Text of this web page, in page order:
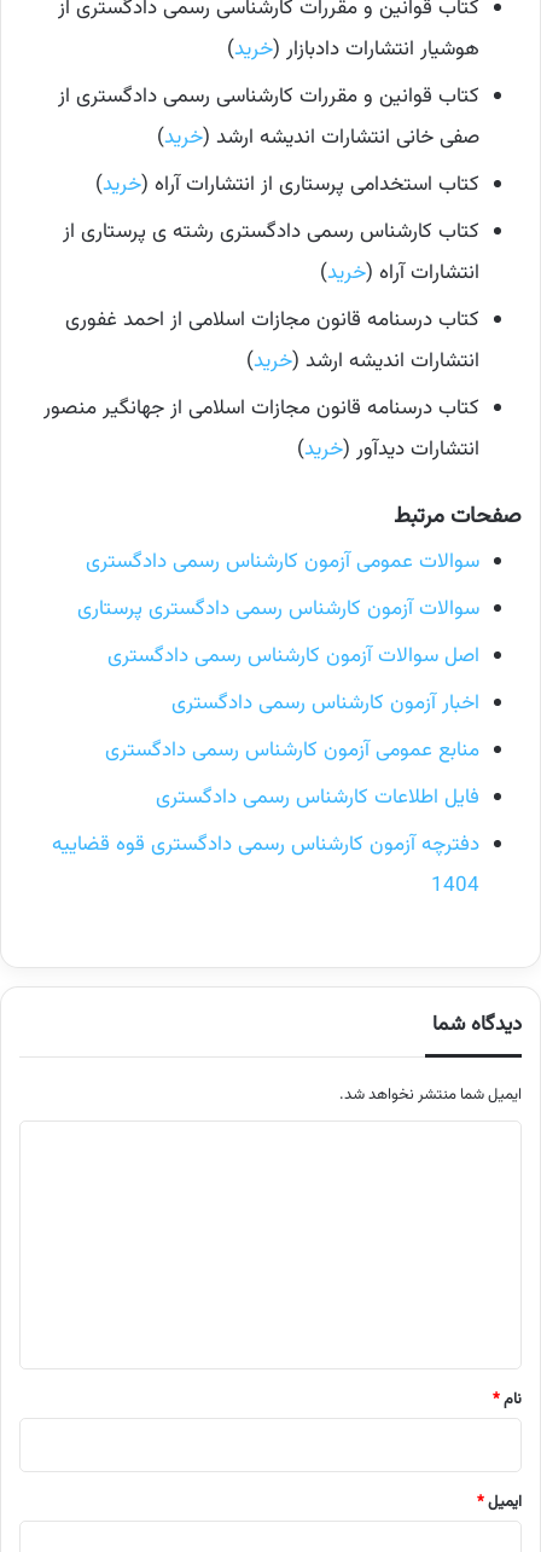
کتاب قوانین و مقررات کارشناسی رسمی دادگستری از
هوشیار انتشارات دادبازار (خرید)
کتاب قوانین و مقررات کارشناسی رسمی دادگستری از
صفی خانی انتشارات اندیشه ارشد (خرید)
کتاب استخدامی پرستاری از انتشارات آراه (خرید)
کتاب کارشناس رسمی دادگستری رشته ی پرستاری از
انتشارات آراه (خرید)
کتاب درسنامه قانون مجازات اسلامی از احمد غفوری
انتشارات اندیشه ارشد (خرید)
کتاب درسنامه قانون مجازات اسلامی از جهانگیر منصور
انتشارات دیدآور (خرید)
صفحات مرتبط
سوالات عمومی آزمون کارشناس رسمی دادگستری
سوالات آزمون کارشناس رسمی دادگستری پرستاری
اصل سوالات آزمون کارشناس رسمی دادگستری
اخبار آزمون کارشناس رسمی دادگستری
منابع عمومی آزمون کارشناس رسمی دادگستری
فایل اطلاعات کارشناس رسمی دادگستری
دفترچه آزمون کارشناس رسمی دادگستری قوه قضاییه
1404
دیدگاه شما
ایمیل شما منتشر نخواهد شد.
ا
ه
نام*
ایمیل*